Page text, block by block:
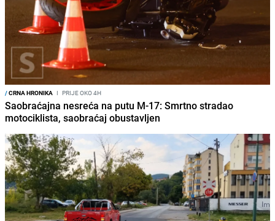
/CRNA HRONIKA I PRIJE OKO 4H
Saobraćajna nesreća na putu M-17: Smrtno stradao
motociklista, saobraćaj obustavljen